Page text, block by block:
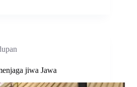
jiwa Jawa